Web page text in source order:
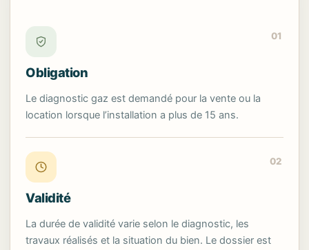
01
Obligation
Le diagnostic gaz est demandé pour la vente ou la
location lorsque l’installation a plus de 15 ans.
02
Validité
La durée de validité varie selon le diagnostic, les
travaux réalisés et la situation du bien. Le dossier est